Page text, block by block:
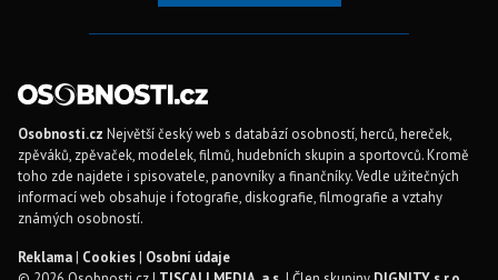
Osobnosti.cz Největší český web s databází osobností, herců, hereček,
zpěváků, zpěvaček, modelek, filmů, hudebních skupin a sportovců. Kromě
toho zde najdete i spisovatele, panovníky a finančníky. Vedle užitečných
informací web obsahuje i fotografie, diskografie, filmografie a vztahy
známých osobností.
Reklama| Cookies| Osobní údaje